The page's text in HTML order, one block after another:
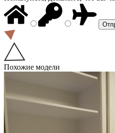
Похожие модели